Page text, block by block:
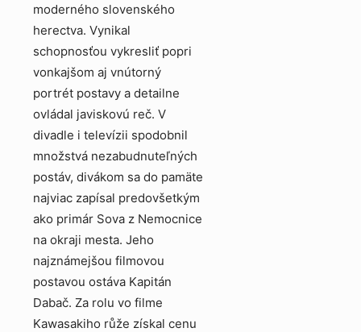
moderného slovenského
herectva. Vynikal
schopnosťou vykresliť popri
vonkajšom aj vnútorný
portrét postavy a detailne
ovládal javiskovú reč. V
divadle i televízii spodobnil
množstvá nezabudnuteľných
postáv, divákom sa do pamäte
najviac zapísal predovšetkým
ako primár Sova z Nemocnice
na okraji mesta. Jeho
najznámejšou filmovou
postavou ostáva Kapitán
Dabač. Za rolu vo filme
Kawasakiho růže získal cenu